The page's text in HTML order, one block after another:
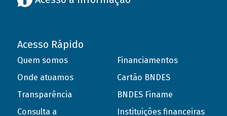
Acesso Rápido
Quem somos
Onde atuamos
Transparência
Consulta a
Financiamentos
Cartão BNDES
BNDES Finame
Instituições financeiras